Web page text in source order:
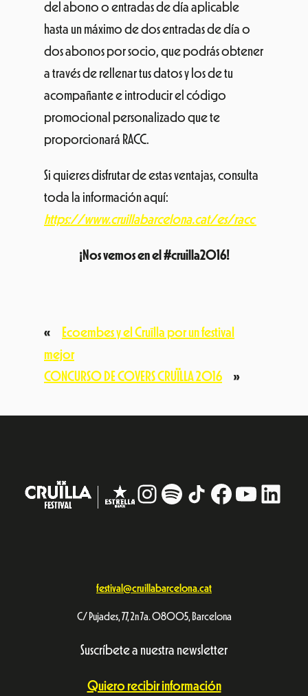
del abono o entradas de día aplicable
hasta un máximo de dos entradas de día o
dos abonos por socio, que podrás obtener
a través de rellenar tus datos y los de tu
acompañante e introducir el código
promocional personalizado que te
proporcionará RACC.
Si quieres disfrutar de estas ventajas, consulta
toda la información aquí:
https://www.cruillabarcelona.cat/es/racc
¡Nos vemos en el #cruilla2016!
«
Ecoembes y el Cruïlla por un festival
mejor
CONCURSO DE COVERS CRUÏLLA 2016
»
Instagram
# TikTokFacebook
festival@cruillabarcelona.cat
C/ Pujades, 77, 2n 7a. 08005, Barcelona
Suscríbete a nuestra newsletter
Quiero recibir información